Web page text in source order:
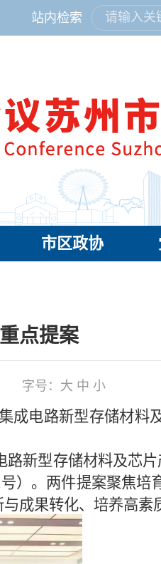
站内检索 请输入关
市区政协
点提案
字号： 大 中 小
电路新型存储材料
新型存储材料及芯
）。两件提案聚焦培
成果转化、培养高素